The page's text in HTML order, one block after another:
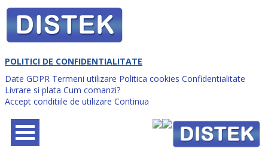
POLITICI DE CONFIDENTIALITATE
Date GDPR Termeni utilizare Politica cookies Confidentialitate
Livrare si plata Cum comanzi?
Accept conditiile de utilizare Continua